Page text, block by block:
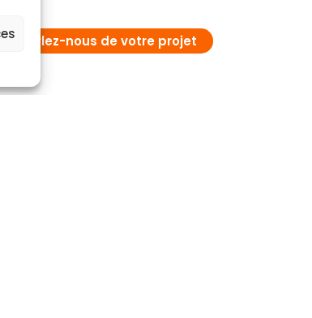
Parlez-nous de votre projet